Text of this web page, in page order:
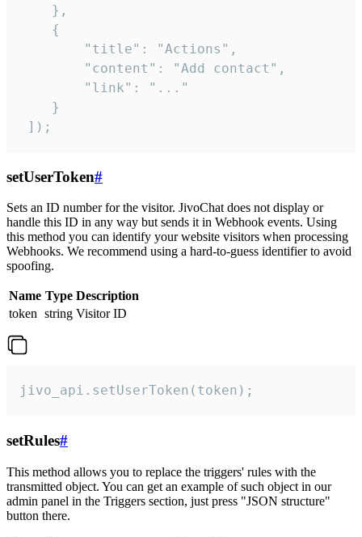
    },
    {
        "title": "Actions",
        "content": "Add contact",
        "link": "..."
    }
]);
setUserToken#
Sets an ID number for the visitor. JivoChat does not display or
handle this ID in any way but sends it in Webhook events. Using
this method you can identify your website visitors when processing
Webhooks. We recommend using a hard-to-guess identifier to avoid
spoofing.
Name Type Description
token string Visitor ID
jivo_api.setUserToken(token);
setRules#
This method allows you to replace the triggers' rules with the
transmitted object. You can get an example of such object in our
admin panel in the Triggers section, just press "JSON structure"
button there.